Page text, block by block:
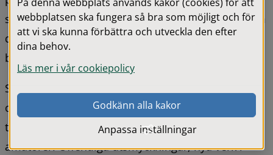
samtidskonst i fokus. Oavsett ditt intresse eller om
du utövar konst kan vi garantera dig ett intressant
besök i konsthallen.
Samtidigt med utställningarna är konsthallen
också en verkstad som producerar konst
tillsammans med verksamma konstnärer och
amatörer. Offentliga utsmyckningar, nya verk i
webbplatsen ska fungera så bra som möjligt och för
att vi ska kunna förbättra och utveckla den efter
dina behov.
Läs mer i vår cookiepolicy
Godkänn alla kakor
Anpassa inställningar